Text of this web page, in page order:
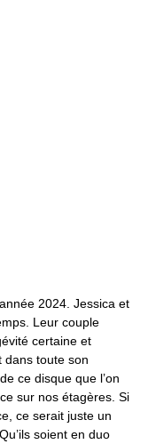
2024. Jessica et
Leur couple
certaine et
dans toute son
ce disque que l’on
sur nos étagères. Si
ce serait juste un
soient en duo